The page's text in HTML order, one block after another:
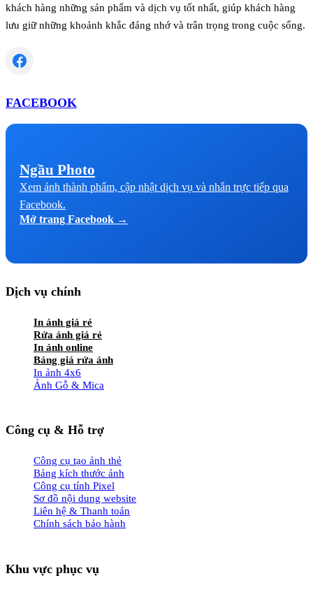
khách hàng những sản phẩm và dịch vụ tốt nhất, giúp khách hàng
lưu giữ những khoảnh khắc đáng nhớ và trân trọng trong cuộc sống.
FACEBOOK
Ngầu Photo
Xem ảnh thành phẩm, cập nhật dịch vụ và nhắn trực tiếp qua
Facebook.
Mở trang Facebook →
Dịch vụ chính
In ảnh giá rẻ
Rửa ảnh giá rẻ
In ảnh online
Bảng giá rửa ảnh
In ảnh 4x6
Ảnh Gỗ & Mica
Công cụ & Hỗ trợ
Công cụ tạo ảnh thẻ
Bảng kích thước ảnh
Công cụ tính Pixel
Sơ đồ nội dung website
Liên hệ & Thanh toán
Chính sách bảo hành
Khu vực phục vụ